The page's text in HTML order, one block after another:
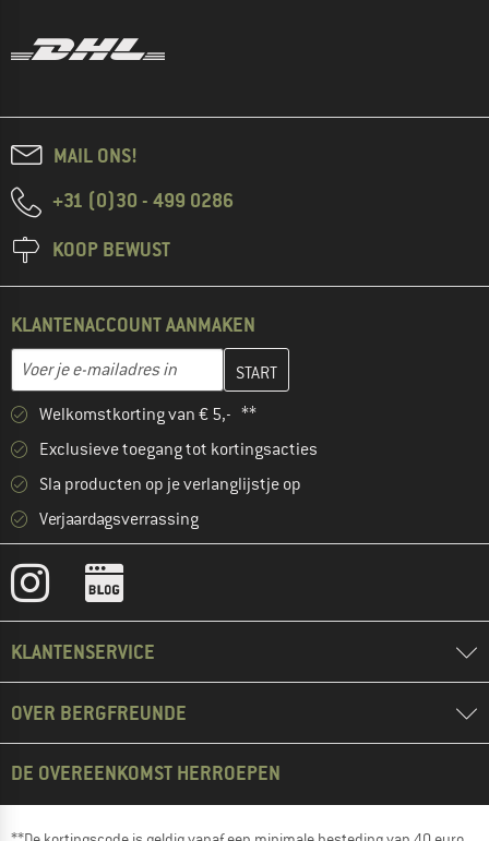
MAIL ONS!
+31 (0)30 - 499 0286
KOOP BEWUST
KLANTENACCOUNT AANMAKEN
Voer je e-mailadres in
Vul je e-mailadres hier in en maak in de volgende stap je
Welkomstkorting van € 5,- **
Exclusieve toegang tot kortingsacties
Sla producten op je verlanglijstje op
Verjaardagsverrassing
KLANTENSERVICE
OVER BERGFREUNDE
DE OVEREENKOMST HERROEPEN